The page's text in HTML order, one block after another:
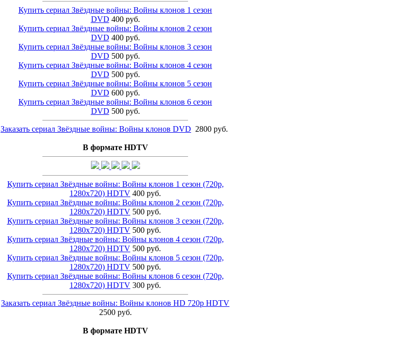
Купить сериал Звёздные войны: Войны клонов 1 сезон
DVD 400 руб.
Купить сериал Звёздные войны: Войны клонов 2 сезон
DVD 400 руб.
Купить сериал Звёздные войны: Войны клонов 3 сезон
DVD 500 руб.
Купить сериал Звёздные войны: Войны клонов 4 сезон
DVD 500 руб.
Купить сериал Звёздные войны: Войны клонов 5 сезон
DVD 600 руб.
Купить сериал Звёздные войны: Войны клонов 6 сезон
DVD 500 руб.
Заказать сериал Звёздные войны: Войны клонов DVD 2800 руб.
В формате HDTV
Купить сериал Звёздные войны: Войны клонов 1 сезон (720p,
1280х720) HDTV 400 руб.
Купить сериал Звёздные войны: Войны клонов 2 сезон (720p,
1280х720) HDTV 500 руб.
Купить сериал Звёздные войны: Войны клонов 3 сезон (720p,
1280х720) HDTV 500 руб.
Купить сериал Звёздные войны: Войны клонов 4 сезон (720p,
1280х720) HDTV 500 руб.
Купить сериал Звёздные войны: Войны клонов 5 сезон (720p,
1280х720) HDTV 500 руб.
Купить сериал Звёздные войны: Войны клонов 6 сезон (720p,
1280х720) HDTV 300 руб.
Заказать сериал Звёздные войны: Войны клонов HD 720p HDTV
2500 руб.
В формате HDTV